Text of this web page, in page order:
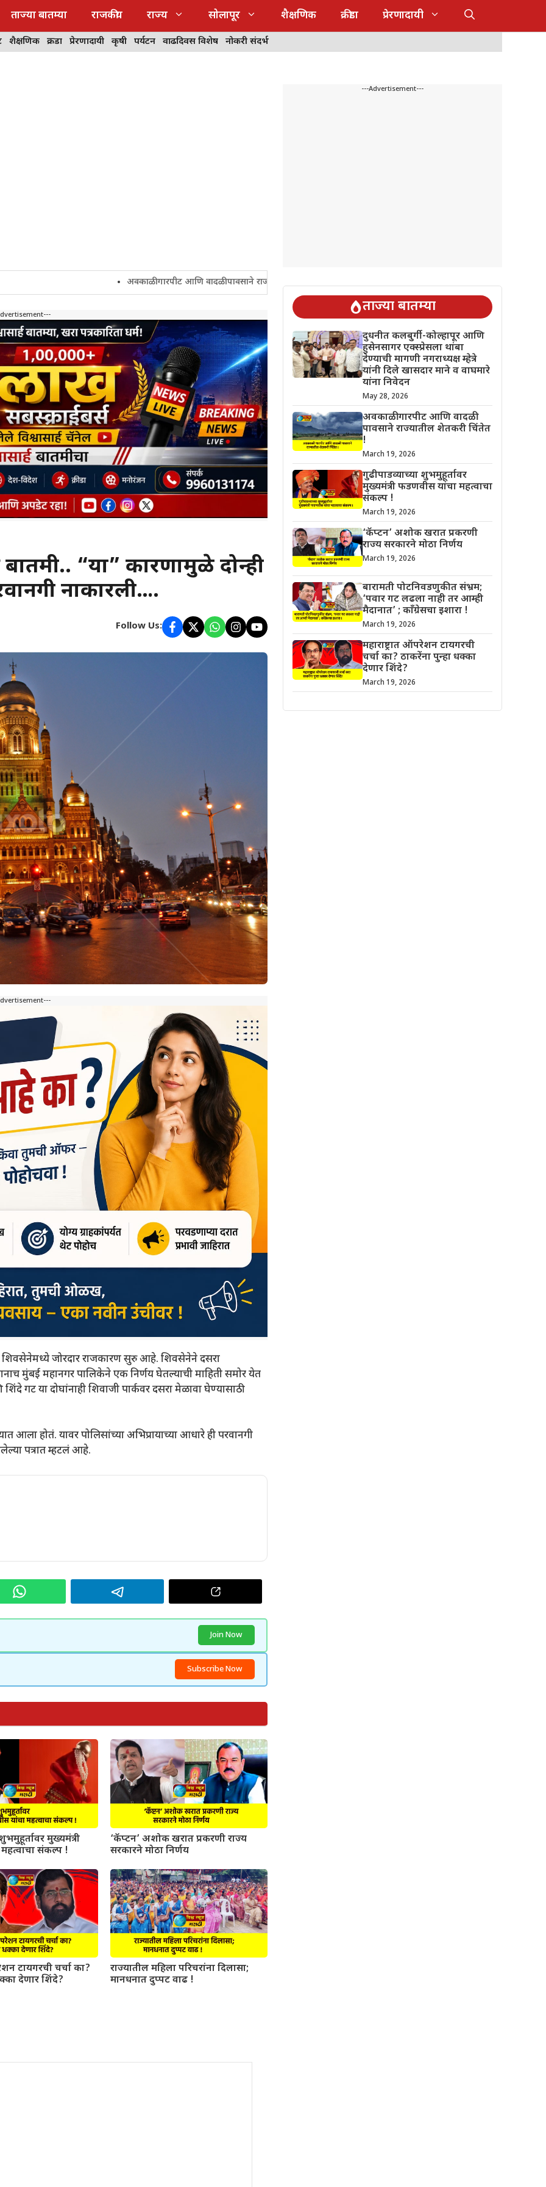
ताज्या बातम्या राजकीय राज्य सोलापूर शैक्षणिक क्रीडा प्रेरणादायी
शैक्षणिक क्रीडा प्रेरणादायी कृषी पर्यटन वाढदिवस विशेष नोकरी संदर्भ
अवकाळी गारपीट आणि वादळी पावसाने राज्यातील शेतकरी चिंतेत !
“या” कारणामुळे दोन्ही
नाकारली….
Follow Us:
शिवसेनेमध्ये जोरदार राजकारण सुरु आहे. शिवसेनेने दसरा
मुंबई महानगर पालिकेने एक निर्णय घेतल्याची माहिती समोर येत
या दोघांनाही शिवाजी पार्कवर दसरा मेळावा घेण्यासाठी
आला होतं. यावर पोलिसांच्या अभिप्रायाच्या आधारे ही परवानगी
पत्रात म्हटलं आहे.
Join Now
Subscribe Now
मुख्यमंत्री
संकल्प !
‘कॅप्टन’ अशोक खरात प्रकरणी राज्य
सरकारने मोठा निर्णय
टायगरची चर्चा का?
देणार शिंदे?
राज्यातील महिला परिचरांना दिलासा;
मानधनात दुप्पट वाढ !
---Advertisement---
ताज्या बातम्या
दुधनीत कलबुर्गी-कोल्हापूर आणि
हुसेनसागर एक्स्प्रेसला थांबा
देण्याची मागणी नगराध्यक्ष म्हेत्रे
यांनी दिले खासदार माने व वाघमारे
यांना निवेदन
May 28, 2026
अवकाळी गारपीट आणि वादळी
पावसाने राज्यातील शेतकरी चिंतेत
!
March 19, 2026
गुढीपाडव्याच्या शुभमुहूर्तावर
मुख्यमंत्री फडणवीस यांचा महत्वाचा
संकल्प !
March 19, 2026
‘कॅप्टन’ अशोक खरात प्रकरणी
राज्य सरकारने मोठा निर्णय
March 19, 2026
बारामती पोटनिवडणुकीत संभ्रम;
‘पवार गट लढला नाही तर आम्ही
मैदानात’ ; काँग्रेसचा इशारा !
March 19, 2026
महाराष्ट्रात ऑपरेशन टायगरची
चर्चा का? ठाकरेंना पुन्हा धक्का
देणार शिंदे?
March 19, 2026